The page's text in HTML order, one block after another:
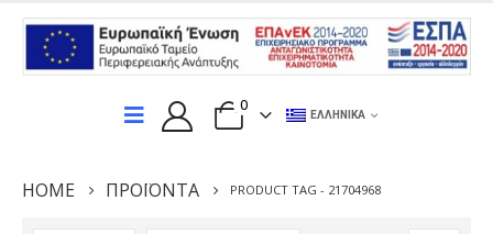
0
ΕΛΛΗΝΙΚΆ
HOME ΠΡΟΪΌΝΤΑ PRODUCT TAG - 21704968